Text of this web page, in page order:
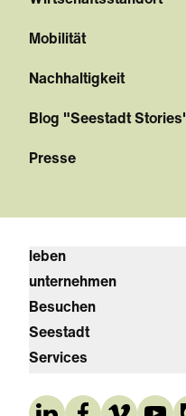
Mobilität
Nachhaltigkeit
Blog "Seestadt
Presse
leben
unternehmen
Besuchen
Seestadt
Services